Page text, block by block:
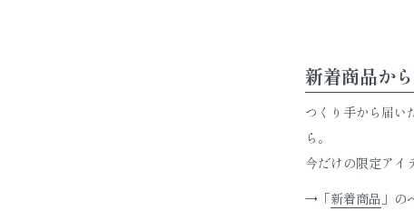
新着商品か
つくり手から届い
ら。
今だけの限定アイ
→「新着商品 」の